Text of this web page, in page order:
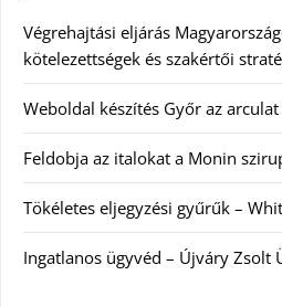
Végrehajtási eljárás
kötelezettségek és szakértői
Weboldal készítés Győr az
Feldobja az italokat a Monin
Tökéletes eljegyzési gyűrűk –
Ingatlanos ügyvéd – Újváry Zsolt